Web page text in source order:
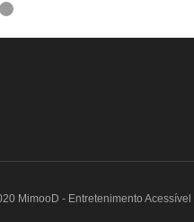
MimooD - Entretenimento Acessível